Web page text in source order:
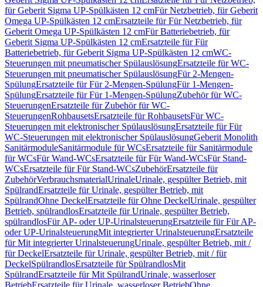
für Geberit Sigma UP-Spülkästen 12 cmFür Netzbetrieb, für Geberit
Omega UP-Spülkästen 12 cmErsatzteile für Für Netzbetrieb, für
Geberit Omega UP-Spülkästen 12 cmFür Batteriebetrieb, für
Geberit Sigma UP-Spülkästen 12 cmErsatzteile für Für
Batteriebetrieb, für Geberit Sigma UP-Spülkästen 12 cmWC-
Steuerungen mit pneumatischer SpülauslösungErsatzteile für WC-
Steuerungen mit pneumatischer SpülauslösungFür 2-Mengen-
SpülungErsatzteile für Für 2-Mengen-SpülungFür 1-Mengen-
SpülungErsatzteile für Für 1-Mengen-SpülungZubehör für WC-
SteuerungenErsatzteile für Zubehör für WC-
SteuerungenRohbausetsErsatzteile für RohbausetsFür WC-
Steuerungen mit elektronischer SpülauslösungErsatzteile für Für
WC-Steuerungen mit elektronischer SpülauslösungGeberit Monolith
SanitärmoduleSanitärmodule für WCsErsatzteile für Sanitärmodule
für WCsFür Wand-WCsErsatzteile für Für Wand-WCsFür Stand-
WCsErsatzteile für Für Stand-WCsZubehörErsatzteile für
ZubehörVerbrauchsmaterialUrinaleUrinale, gespülter Betrieb, mit
SpülrandErsatzteile für Urinale, gespülter Betrieb, mit
SpülrandOhne DeckelErsatzteile für Ohne DeckelUrinale, gespülter
Betrieb, spülrandlosErsatzteile für Urinale, gespülter Betrieb,
spülrandlosFür AP- oder UP-UrinalsteuerungErsatzteile für Für AP-
oder UP-UrinalsteuerungMit integrierter UrinalsteuerungErsatzteile
für Mit integrierter UrinalsteuerungUrinale, gespülter Betrieb, mit /
für DeckelErsatzteile für Urinale, gespülter Betrieb, mit / für
DeckelSpülrandlosErsatzteile für SpülrandlosMit
SpülrandErsatzteile für Mit SpülrandUrinale, wasserloser
BetriebErsatzteile für Urinale, wasserloser BetriebOhne